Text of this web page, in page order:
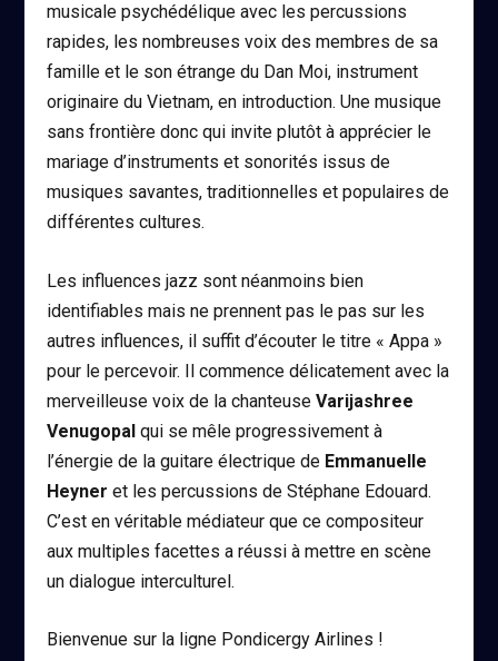
musicale psychédélique avec les percussions
rapides, les nombreuses voix des membres de sa
famille et le son étrange du Dan Moi, instrument
originaire du Vietnam, en introduction. Une musique
sans frontière donc qui invite plutôt à apprécier le
mariage d’instruments et sonorités issus de
musiques savantes, traditionnelles et populaires de
différentes cultures.
Les influences jazz sont néanmoins bien
identifiables mais ne prennent pas le pas sur les
autres influences, il suffit d’écouter le titre « Appa »
pour le percevoir. Il commence délicatement avec la
merveilleuse voix de la chanteuseVarijashree
Venugopal qui se mêle progressivement à
l’énergie de la guitare électrique de Emmanuelle
Heyner et les percussions de Stéphane Edouard.
C’est en véritable médiateur que ce compositeur
aux multiples facettes a réussi à mettre en scène
un dialogue interculturel.
Bienvenue sur la ligne Pondicergy Airlines !